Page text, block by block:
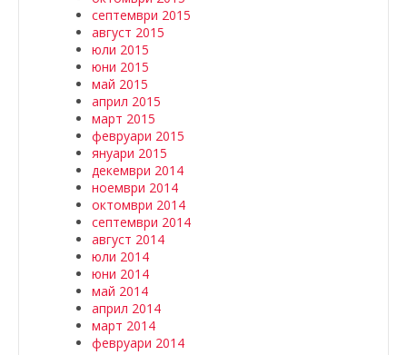
септември 2015
август 2015
юли 2015
юни 2015
май 2015
април 2015
март 2015
февруари 2015
януари 2015
декември 2014
ноември 2014
октомври 2014
септември 2014
август 2014
юли 2014
юни 2014
май 2014
април 2014
март 2014
февруари 2014